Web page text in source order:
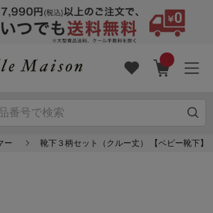
ー 靴下３柄セット（クルー丈） 【ベビー靴下】